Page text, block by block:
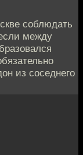
соблюдать
между
из соседнего